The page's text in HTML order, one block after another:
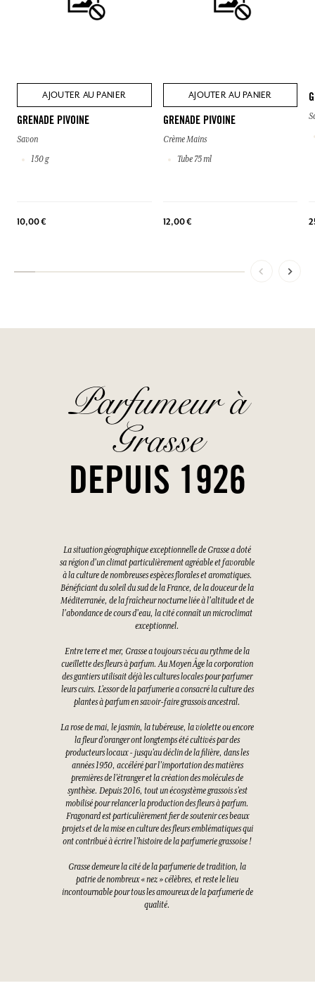
AJOUTER AU PANIER
GRENADE PIVOINE
Savon
150 g
10,00 €
AJOUTER AU PANIER
GRENADE PIVOINE
Crème Mains
Tube 75 ml
12,00 €
Parfumeur à
Grasse
DEPUIS 1926
La situation géographique exceptionnelle de Grasse a doté
sa région d'un climat particulièrement agréable et favorable
à la culture de nombreuses espèces florales et aromatiques.
Bénéficiant du soleil du sud de la France, de la douceur de la
Méditerranée, de la fraîcheur nocturne liée à l'altitude et de
l'abondance de cours d'eau, la cité connaît un microclimat
exceptionnel.
Entre terre et mer, Grasse a toujours vécu au rythme de la
cueillette des fleurs à parfum. Au Moyen Âge la corporation
des gantiers utilisait déjà les cultures locales pour parfumer
leurs cuirs. L’essor de la parfumerie a consacré la culture des
plantes à parfum en savoir-faire grassois ancestral.
La rose de mai, le jasmin, la tubéreuse, la violette ou encore
la fleur d’oranger ont longtemps été cultivés par des
producteurs locaux - jusqu’au déclin de la filière, dans les
années 1950, accéléré par l’importation des matières
premières de l’étranger et la création des molécules de
synthèse. Depuis 2016, tout un écosystème grassois s’est
mobilisé pour relancer la production des fleurs à parfum.
Fragonard est particulièrement fier de soutenir ces beaux
projets et de la mise en culture des fleurs emblématiques qui
ont contribué à écrire l’histoire de la parfumerie grassoise !
Grasse demeure la cité de la parfumerie de tradition, la
patrie de nombreux « nez » célèbres, et reste le lieu
incontournable pour tous les amoureux de la parfumerie de
qualité.